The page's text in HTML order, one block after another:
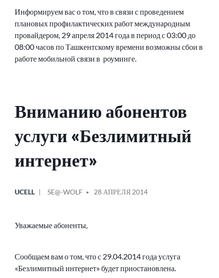
Информируем вас о том, что в связи с проведением
плановых профилактических работ международным
провайдером, 29 апреля 2014 года в период с 03:00 до
08:00 часов по Ташкентскому времени возможны сбои в
работе мобильной связи в роуминге.
Вниманию абонентов
услуги «Безлимитный
интернет»
В
UCELL
ОТ
SE@-WOLF 28 АПРЕЛЯ 2014
Уважаемые абоненты,
Сообщаем вам о том, что с 29.04.2014 года услуга
«Безлимитный интернет» будет приостановлена.